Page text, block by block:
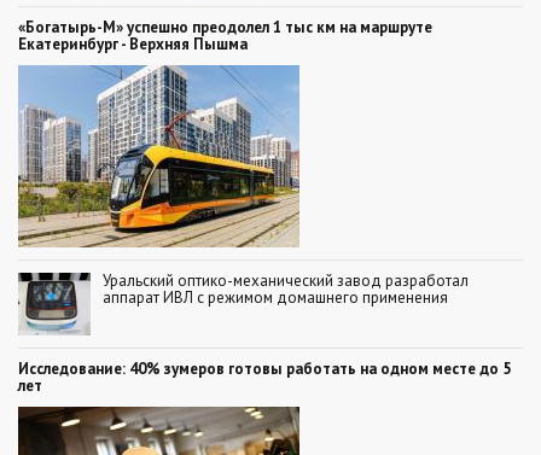
«Богатырь-М» успешно преодолел 1 тыс км на маршруте
Екатеринбург - Верхняя Пышма
Уральский оптико-механический завод разработал
аппарат ИВЛ с режимом домашнего применения
Исследование: 40% зумеров готовы работать на одном месте до 5
лет